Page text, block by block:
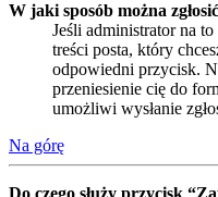
W jaki sposób można
Jeśli administrator na
treści posta, który
odpowiedni przycisk.
przeniesienie cię do
umożliwi wysłanie
Na górę